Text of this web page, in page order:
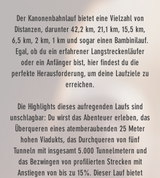
Der Kanonenbahnlauf bietet eine Vielzahl von
Distanzen, darunter 42,2 km, 21,1 km, 15,5 km,
6,5 km, 2 km, 1 km und sogar einen Bambinilauf.
Egal, ob du ein erfahrener Langstreckenläufer
oder ein Anfänger bist, hier findest du die
perfekte Herausforderung, um deine Laufziele zu
erreichen.
Die Highlights dieses aufregenden Laufs sind
unschlagbar: Du wirst das Abenteuer erleben, das
Überqueren eines atemberaubenden 25 Meter
hohen Viadukts, das Durchqueren von fünf
Tunneln mit insgesamt 5.000 Tunnelmetern und
das Bezwingen von profilierten Strecken mit
Anstiegen von bis zu 15%. Dieser Lauf bietet